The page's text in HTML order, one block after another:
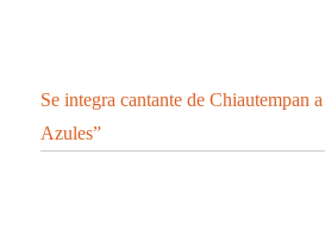
Se integra cantante de Chiautempan
Azules”